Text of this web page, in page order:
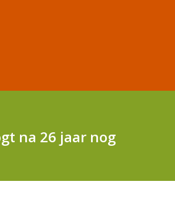
na 26 jaar nog